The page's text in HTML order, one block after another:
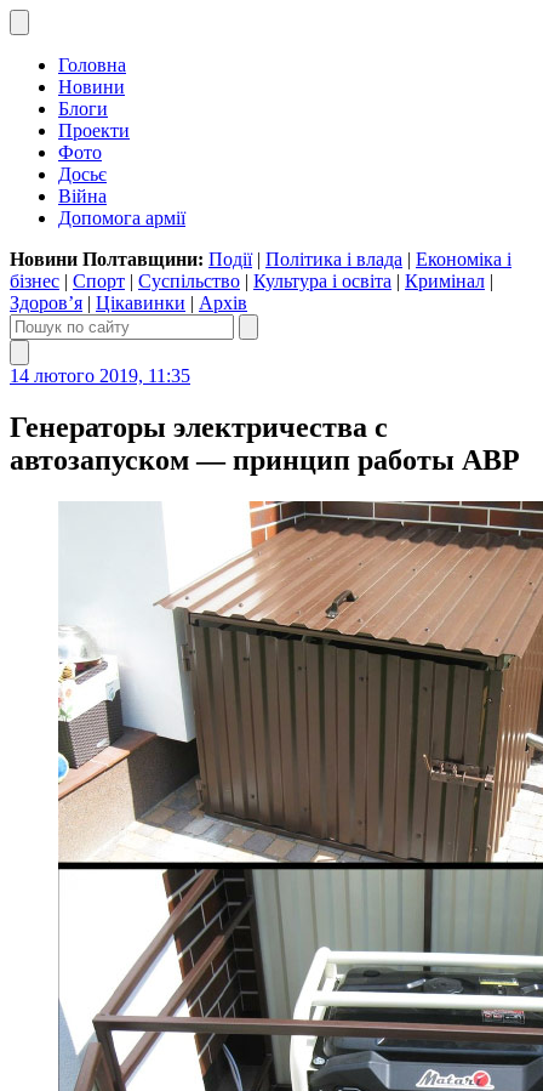
Головна
Новини
Блоги
Проекти
Фото
Досьє
Війна
Допомога армії
Новини Полтавщини: Події| Політика і влада | Економіка і
бізнес | Спорт | Суспільство | Культура і освіта | Кримінал |
Здоров’я | Цікавинки | Архів
14 лютого 2019, 11:35
Генераторы электричества с
автозапуском — принцип работы АВР